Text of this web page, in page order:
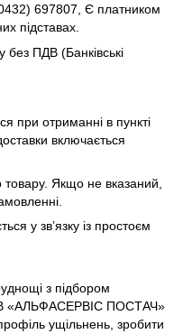
697807, Є платником
підставах.
без ПДВ (Банківські
при отриманні в пункті
включається
товару. Якщо не вказаний,
у зв’язку із простоєм
з підбором
«АЛЬФАСЕРВІС ПОСТАЧ»
ущільнень, зробити